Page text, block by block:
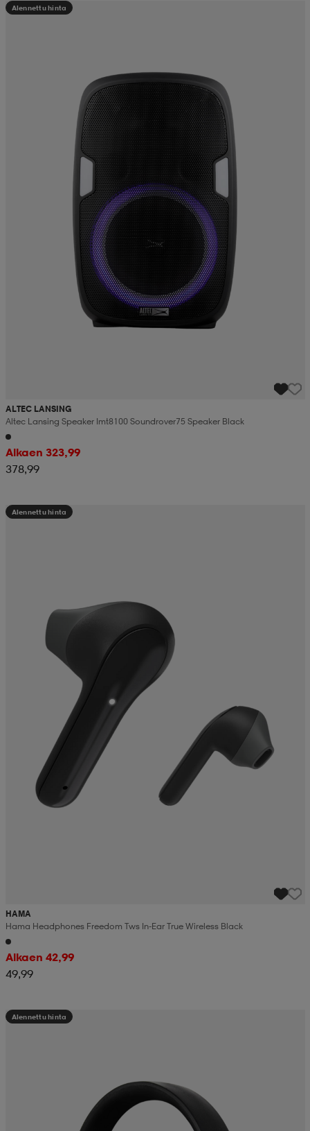
Alennettu hinta
ALTEC LANSING
Altec Lansing Speaker Imt8100 Soundrover75 Speaker Black
Alkaen 323,99
378,99
Alennettu hinta
HAMA
Hama Headphones Freedom Tws In-Ear True Wireless Black
Alkaen 42,99
49,99
Alennettu hinta